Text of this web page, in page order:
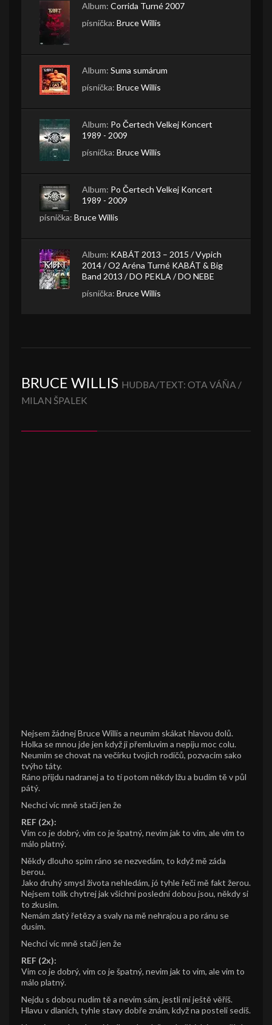
Album: Corrida Turné 2007
písnička: Bruce Willis
Album: Suma sumárum
písnička: Bruce Willis
Album: Po Čertech Velkej Koncert
1989 - 2009
písnička: Bruce Willis
Album: Po Čertech Velkej Koncert
1989 - 2009
písnička: Bruce Willis
Album: KABÁT 2013 – 2015 / Vypich
2014 / O2 Aréna Turné KABÁT & Big
Band 2013 / DO PEKLA / DO NEBE
písnička: Bruce Willis
BRUCE WILLIS HUDBA/TEXT: OTA VÁŇA /
MILAN ŠPALEK
Nejsem žádnej Bruce Willis a neumim skákat hlavou dolů.
Holka se mnou jde jen když ji přemluvim a nepiju moc colu.
Neumim se chovat na večírku tvojich rodičů, pozvacim sako
tvýho táty.
Ráno přijdu nadranej a to ti potom někdy lžu a budim tě v půl
pátý.
Nechci víc mně stačí jen že
REF (2x):
Vim co je dobrý, vim co je špatný, nevim jak to vim, ale vim to
málo platný.
Někdy dlouho spim ráno se nezvedám, to když mě záda
berou.
Jako druhý smysl života nehledám, jó tyhle řeči mě fakt žerou.
Nejsem tolik chytrej jak všichni poslední dobou jsou, někdy si
to zkusim.
Nemám zlatý řetězy a svaly na mě nehrajou a po ránu se
dusim.
Nechci víc mně stačí jen že
REF (2x):
Vim co je dobrý, vim co je špatný, nevim jak to vim, ale vim to
málo platný.
Nejdu s dobou nudim tě a nevim sám, jestli mi ještě věříš.
Hlavu v dlaních, tyhle stavy dobře znám, když na posteli sedíš.